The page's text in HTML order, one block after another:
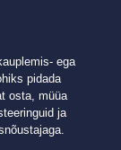
ega
pidada
osta, müüa
ja